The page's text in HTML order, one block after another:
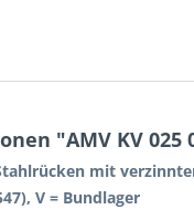
"AMV KV 025
mit
V = Bundlager